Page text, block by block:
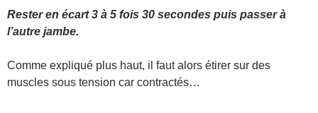
Rester en écart 3 à 5 fois 30 secondes puis passer à
l’autre jambe.
Comme expliqué plus haut, il faut alors étirer sur des
muscles sous tension car contractés…